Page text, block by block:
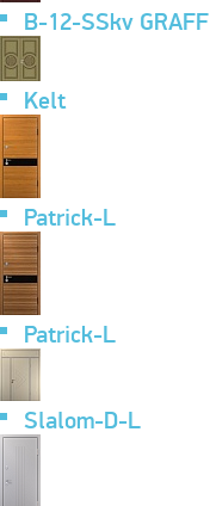
B-12-SSkv GRAFF
Kelt
Patrick-L
Patrick-L
Slalom-D-L